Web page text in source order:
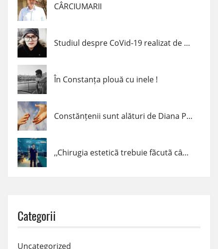
CÂRCIUMARII
Studiul despre CoVid-19 realizat de un elev de clasa a VII-a din Navodari
În Constanța plouă cu inele !
Constănțenii sunt alături de Diana Popescu
,,Chirugia esteticã trebuie fãcutã cȃnd trebuie, cum trebuie şi de cine trebuie!” – dr. Claudiu Podac
Categorii
Uncategorized